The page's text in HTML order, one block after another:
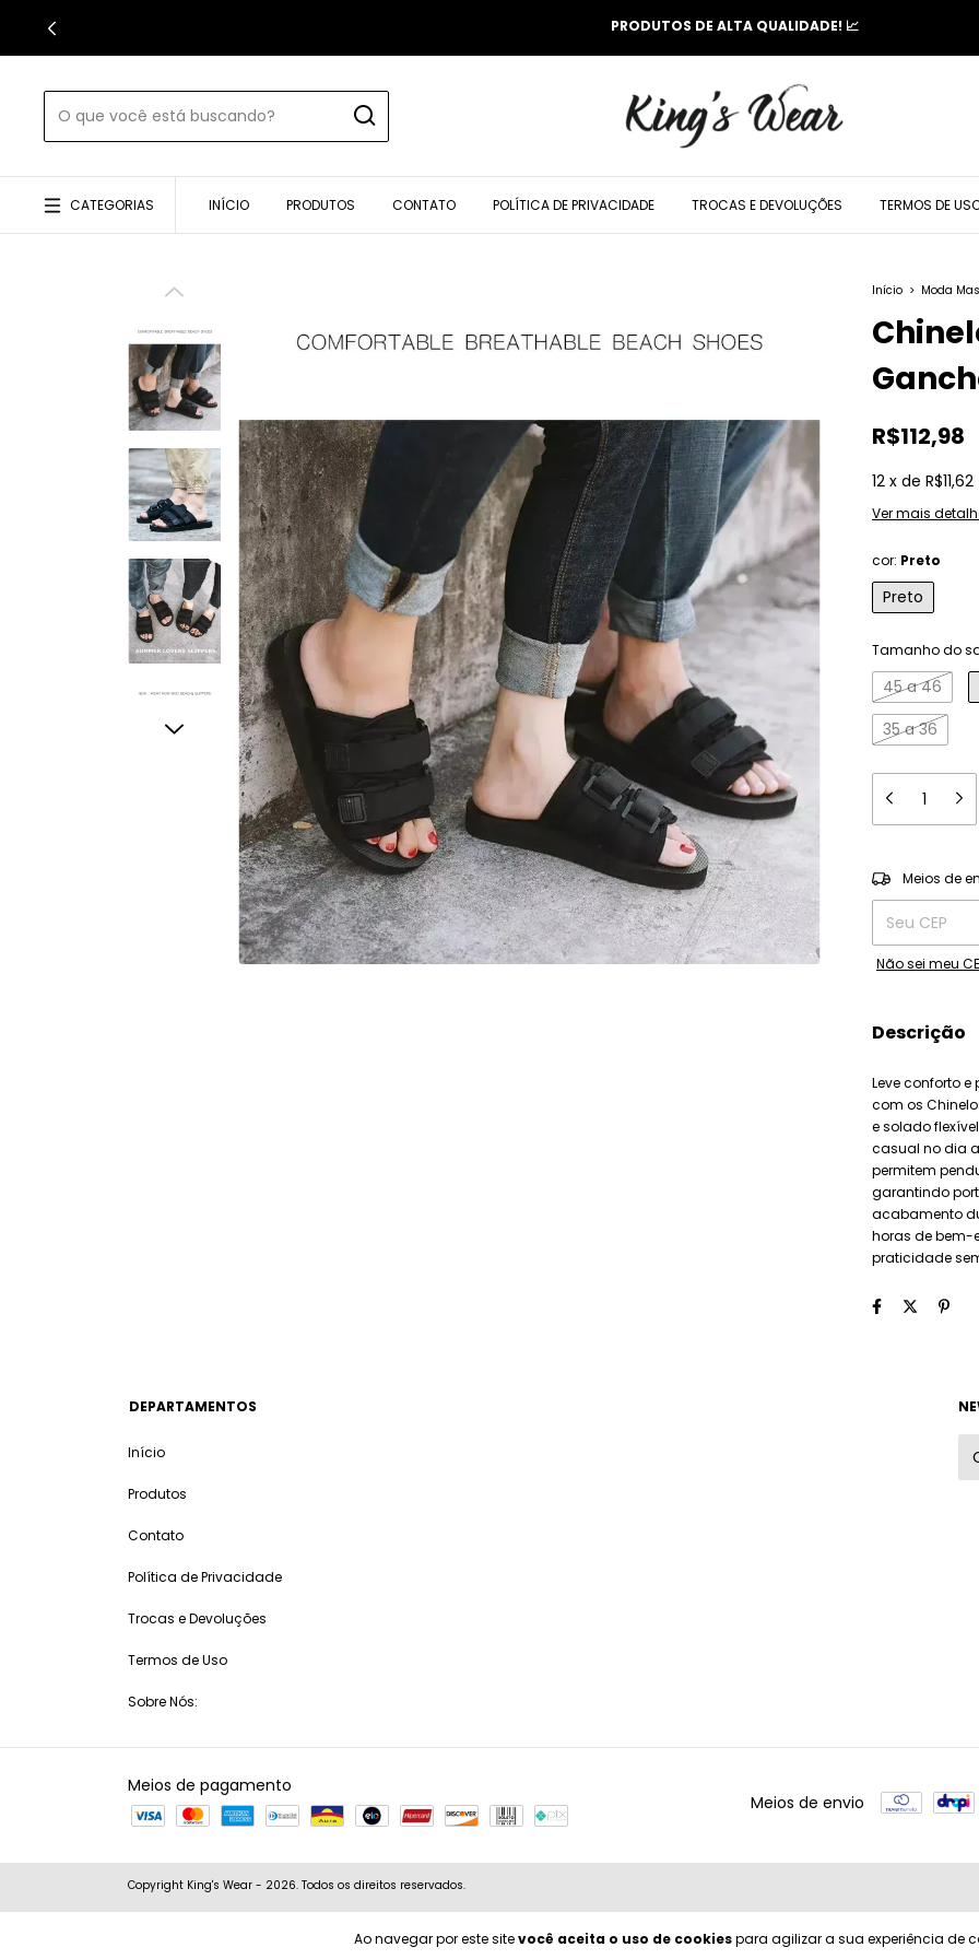
PRODUTOS DE ALTA QUALIDADE! 📈
CATEGORIAS INÍCIO PRODUTOS CONTATO POLÍTICA DE PRIVACIDADE TROCAS E DEVOLUÇÕES TERMOS DE
Ao navegar por este sitevocê aceita o uso de cookiespara agilizar a sua experiência de
Início > Moda
R$112,98
12 x de R$11,62
Ver mais
cor: Preto
Preto
Tamanho do
45 a 46
35 a 36
Entregas para o
Meios de
Não sei meu
Descrição
Leve conforto
com os
e solado
casual no dia
permitem
garantindo
acabamento
horas de bem-
praticidade
DEPARTAMENTOS
Início
Produtos
Contato
Política de Privacidade
Trocas e Devoluções
Termos de Uso
Sobre Nós:
Meios de pagamento
Meios de envio
Copyright King's Wear - 2026. Todos os direitos reservados.